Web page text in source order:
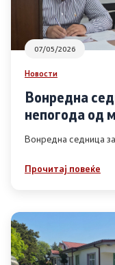
Со
07/05/2026
Новости
Вонредна
непогода од
Вонредна седница
Прочитај повеќе